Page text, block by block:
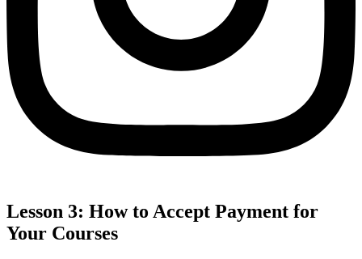
Lesson 3: How to Accept Payment for
Your Courses